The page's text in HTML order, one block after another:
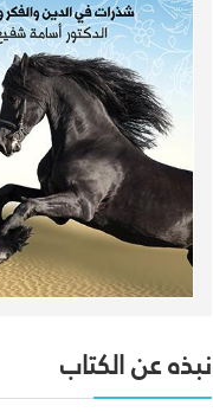
نبذه عن الكتاب